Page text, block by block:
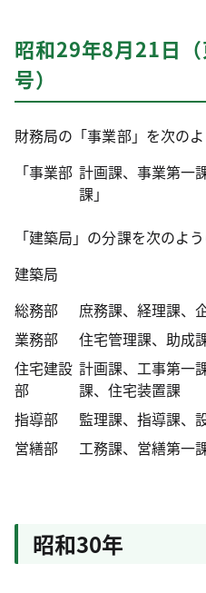
昭和29年8月21日
号）
財務局の「事業部」を次のよ
「事業部 計画課、事業第一
課」
「建築局」の分課を次のよう
建築局
総務部
庶務課、経理課、
業務部
住宅管理課、助成
住宅建設
部
計画課、工事第一
課、住宅装置課
指導部
監理課、指導課、
営繕部
工務課、営繕第一
昭和30年